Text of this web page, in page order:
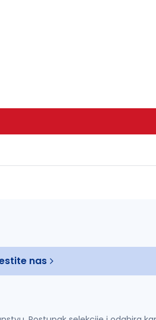
nas